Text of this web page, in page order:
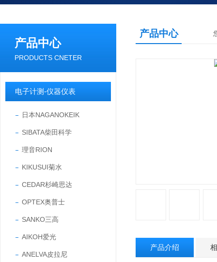
产品中心
PRODUCTS CNETER
电子计测-仪器仪表
日本NAGANOKEIK
SIBATA柴田科学
理音RION
KIKUSUI菊水
CEDAR杉崎思达
OPTEX奥普士
SANKO三高
AIKOH爱光
ANELVA皮拉尼
产品中心
产品介绍